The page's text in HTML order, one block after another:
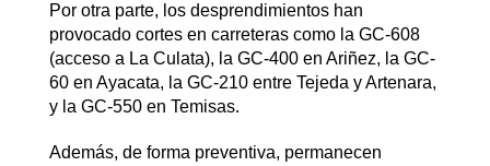
Por otra parte, los desprendimientos han
provocado cortes en carreteras como la GC-608
(acceso a La Culata), la GC-400 en Ariñez, la GC-
60 en Ayacata, la GC-210 entre Tejeda y Artenara,
y la GC-550 en Temisas.
Además, de forma preventiva, permanecen